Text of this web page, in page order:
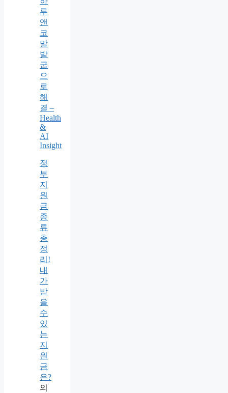
루
앤
코
말
발
굽
으
로
해
결 –
Health
&
AI
Insight
정
부
지
원
금
종
류
총
정
리!
내
가
받
을
수
있
는
지
원
금
은?
의